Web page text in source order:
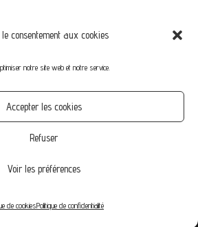
le consentement aux cookies
notre site web et notre service.
Accepter les cookies
Refuser
Voir les préférences
de cookiesPolitique de confidentialité
Mot de passe perdu
2020 | by Agence NikO